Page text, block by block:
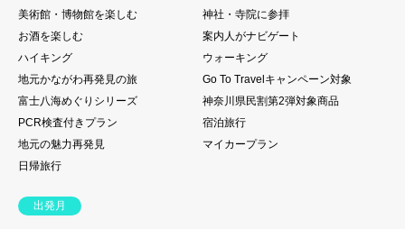
美術館・博物館を楽しむ
神社・寺院に参拝
お酒を楽しむ
案内人がナビゲート
ハイキング
ウォーキング
地元かながわ再発見の旅
Go To Travelキャンペーン対象
富士八海めぐりシリーズ
神奈川県民割第2弾対象商品
PCR検査付きプラン
宿泊旅行
地元の魅力再発見
マイカープラン
日帰旅行
出発月